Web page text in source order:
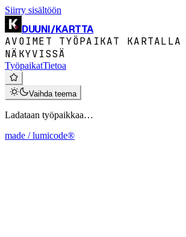
Siirry sisältöön
DUUNI/KARTTA
AVOIMET TYÖPAIKAT
NÄKYVISSÄ
TyöpaikatTietoa
Vaihda teema
Ladataan työpaikkaa…
made / lumicode®